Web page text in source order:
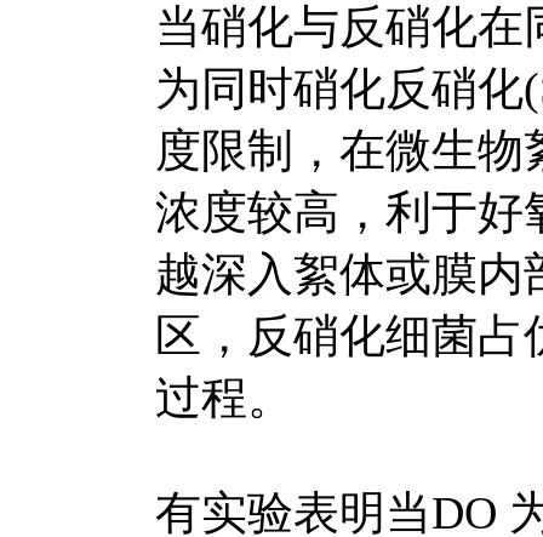
当硝化与反硝化
为同时硝化反硝化
度限制，在微生
浓度较高，利于好
越深入絮体或膜
区，反硝化细菌
过程。
有实验表明当DO